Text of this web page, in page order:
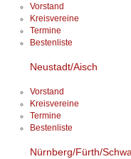
Vorstand
Kreisvereine
Termine
Bestenliste
Neustadt/Aisch
Vorstand
Kreisvereine
Termine
Bestenliste
Nürnberg/Fürth/